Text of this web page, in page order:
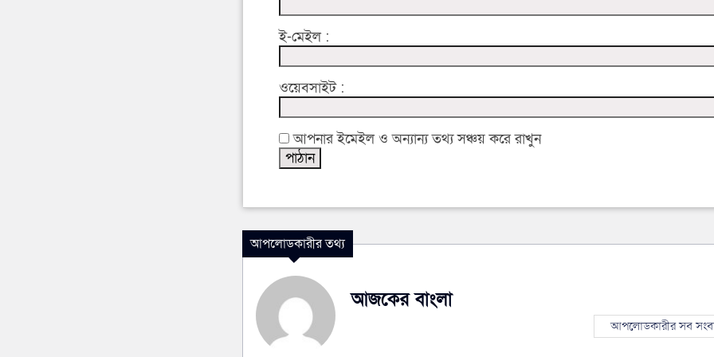
ই-মেইল :
ওয়েবসাইট :
আপনার ইমেইল ও অন্যান্য তথ্য সঞ্চয় করে রাখুন
আপলোডকারীর তথ্য
আজকের বাংলা
আপলোডকারীর সব